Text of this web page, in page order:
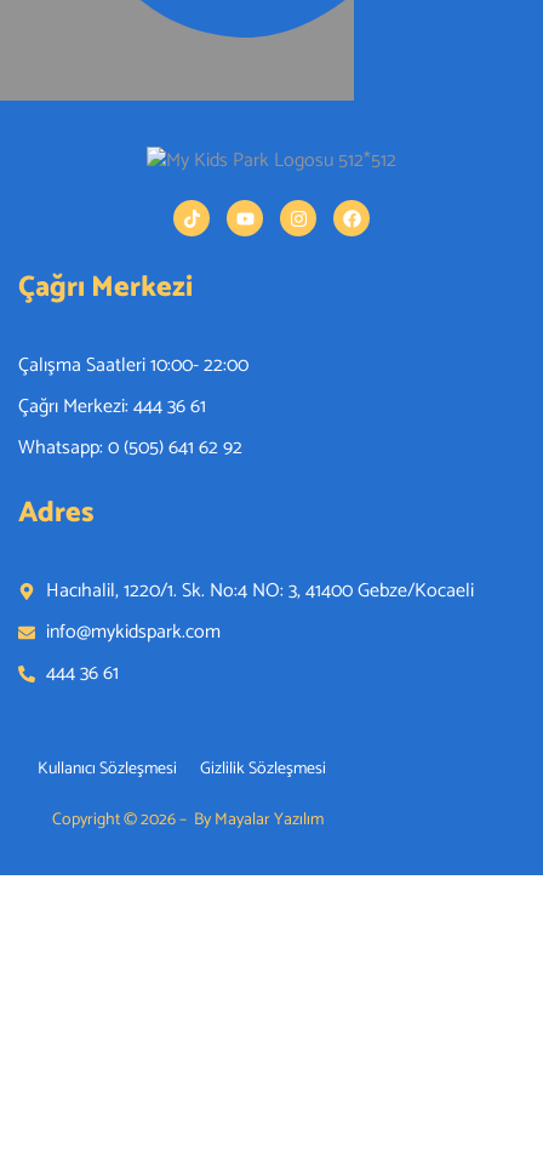
Çağrı Merkezi
Çalışma Saatleri 10:00- 22:00
Çağrı Merkezi: 444 36 61
Whatsapp: 0 (505) 641 62 92
Adres
Hacıhalil, 1220/1. Sk. No:4 NO: 3, 41400 Gebze/Kocaeli
info@mykidspark.com
444 36 61
Kullanıcı Sözleşmesi
Gizlilik Sözleşmesi
Copyright © 2026 – By Mayalar Yazılım